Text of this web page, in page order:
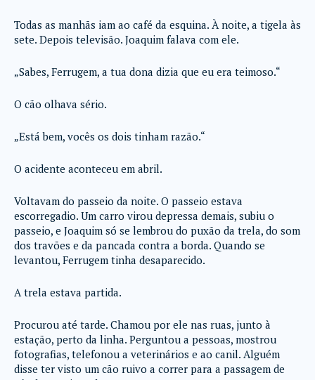
Todas as manhãs iam ao café da esquina. À noite, a tigela às
sete. Depois televisão. Joaquim falava com ele.
„Sabes, Ferrugem, a tua dona dizia que eu era teimoso.“
O cão olhava sério.
„Está bem, vocês os dois tinham razão.“
O acidente aconteceu em abril.
Voltavam do passeio da noite. O passeio estava
escorregadio. Um carro virou depressa demais, subiu o
passeio, e Joaquim só se lembrou do puxão da trela, do som
dos travões e da pancada contra a borda. Quando se
levantou, Ferrugem tinha desaparecido.
A trela estava partida.
Procurou até tarde. Chamou por ele nas ruas, junto à
estação, perto da linha. Perguntou a pessoas, mostrou
fotografias, telefonou a veterinários e ao canil. Alguém
disse ter visto um cão ruivo a correr para a passagem de